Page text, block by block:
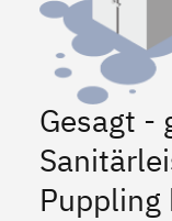
Gesagt -
Puppling